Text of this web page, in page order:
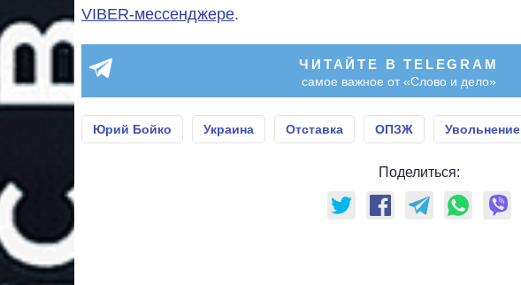
VIBER-мессенджере.
ЧИТАЙТЕ В TELEGRAM
самое важное от «Слово и дело»
Юрий Бойко Украина Отставка ОПЗЖ Увольнение
Поделиться: